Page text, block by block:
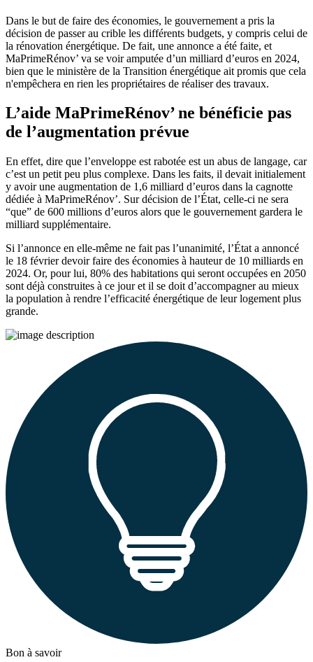
Dans le but de faire des économies, le gouvernement a pris la
décision de passer au crible les différents budgets, y compris celui de
la rénovation énergétique. De fait, une annonce a été faite, et
MaPrimeRénov’ va se voir amputée d’un milliard d’euros en 2024,
bien que le ministère de la Transition énergétique ait promis que cela
n'empêchera en rien les propriétaires de réaliser des travaux.
L’aide MaPrimeRénov’ ne bénéficie pas
de l’augmentation prévue
En effet, dire que l’enveloppe est rabotée est un abus de langage, car
c’est un petit peu plus complexe. Dans les faits, il devait initialement
y avoir une augmentation de 1,6 milliard d’euros dans la cagnotte
dédiée à MaPrimeRénov’. Sur décision de l’État, celle-ci ne sera
“que” de 600 millions d’euros alors que le gouvernement gardera le
milliard supplémentaire.
Si l’annonce en elle-même ne fait pas l’unanimité, l’État a annoncé
le 18 février devoir faire des économies à hauteur de 10 milliards en
2024. Or, pour lui, 80% des habitations qui seront occupées en 2050
sont déjà construites à ce jour et il se doit d’accompagner au mieux
la population à rendre l’efficacité énergétique de leur logement plus
grande.
Bon à savoir